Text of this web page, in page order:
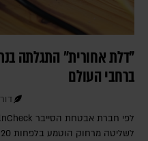
"דלת אחורית" התגלתה
ברחבי העולם